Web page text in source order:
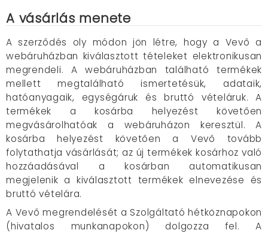
A vásárlás menete
A szerződés oly módon jön létre, hogy a Vevő a
webáruházban kiválasztott tételeket elektronikusan
megrendeli. A webáruházban található termékek
mellett megtalálható ismertetésük, adataik,
hatóanyagaik, egységáruk és bruttó vételáruk. A
termékek a kosárba helyezést követően
megvásárolhatóak a webáruházon keresztül. A
kosárba helyezést követően a Vevő tovább
folytathatja vásárlását; az új termékek kosárhoz való
hozzáadásával a kosárban automatikusan
megjelenik a kiválasztott termékek elnevezése és
bruttó vételára.
A Vevő megrendelését a Szolgáltató hétköznapokon
(hivatalos munkanapokon) dolgozza fel. A